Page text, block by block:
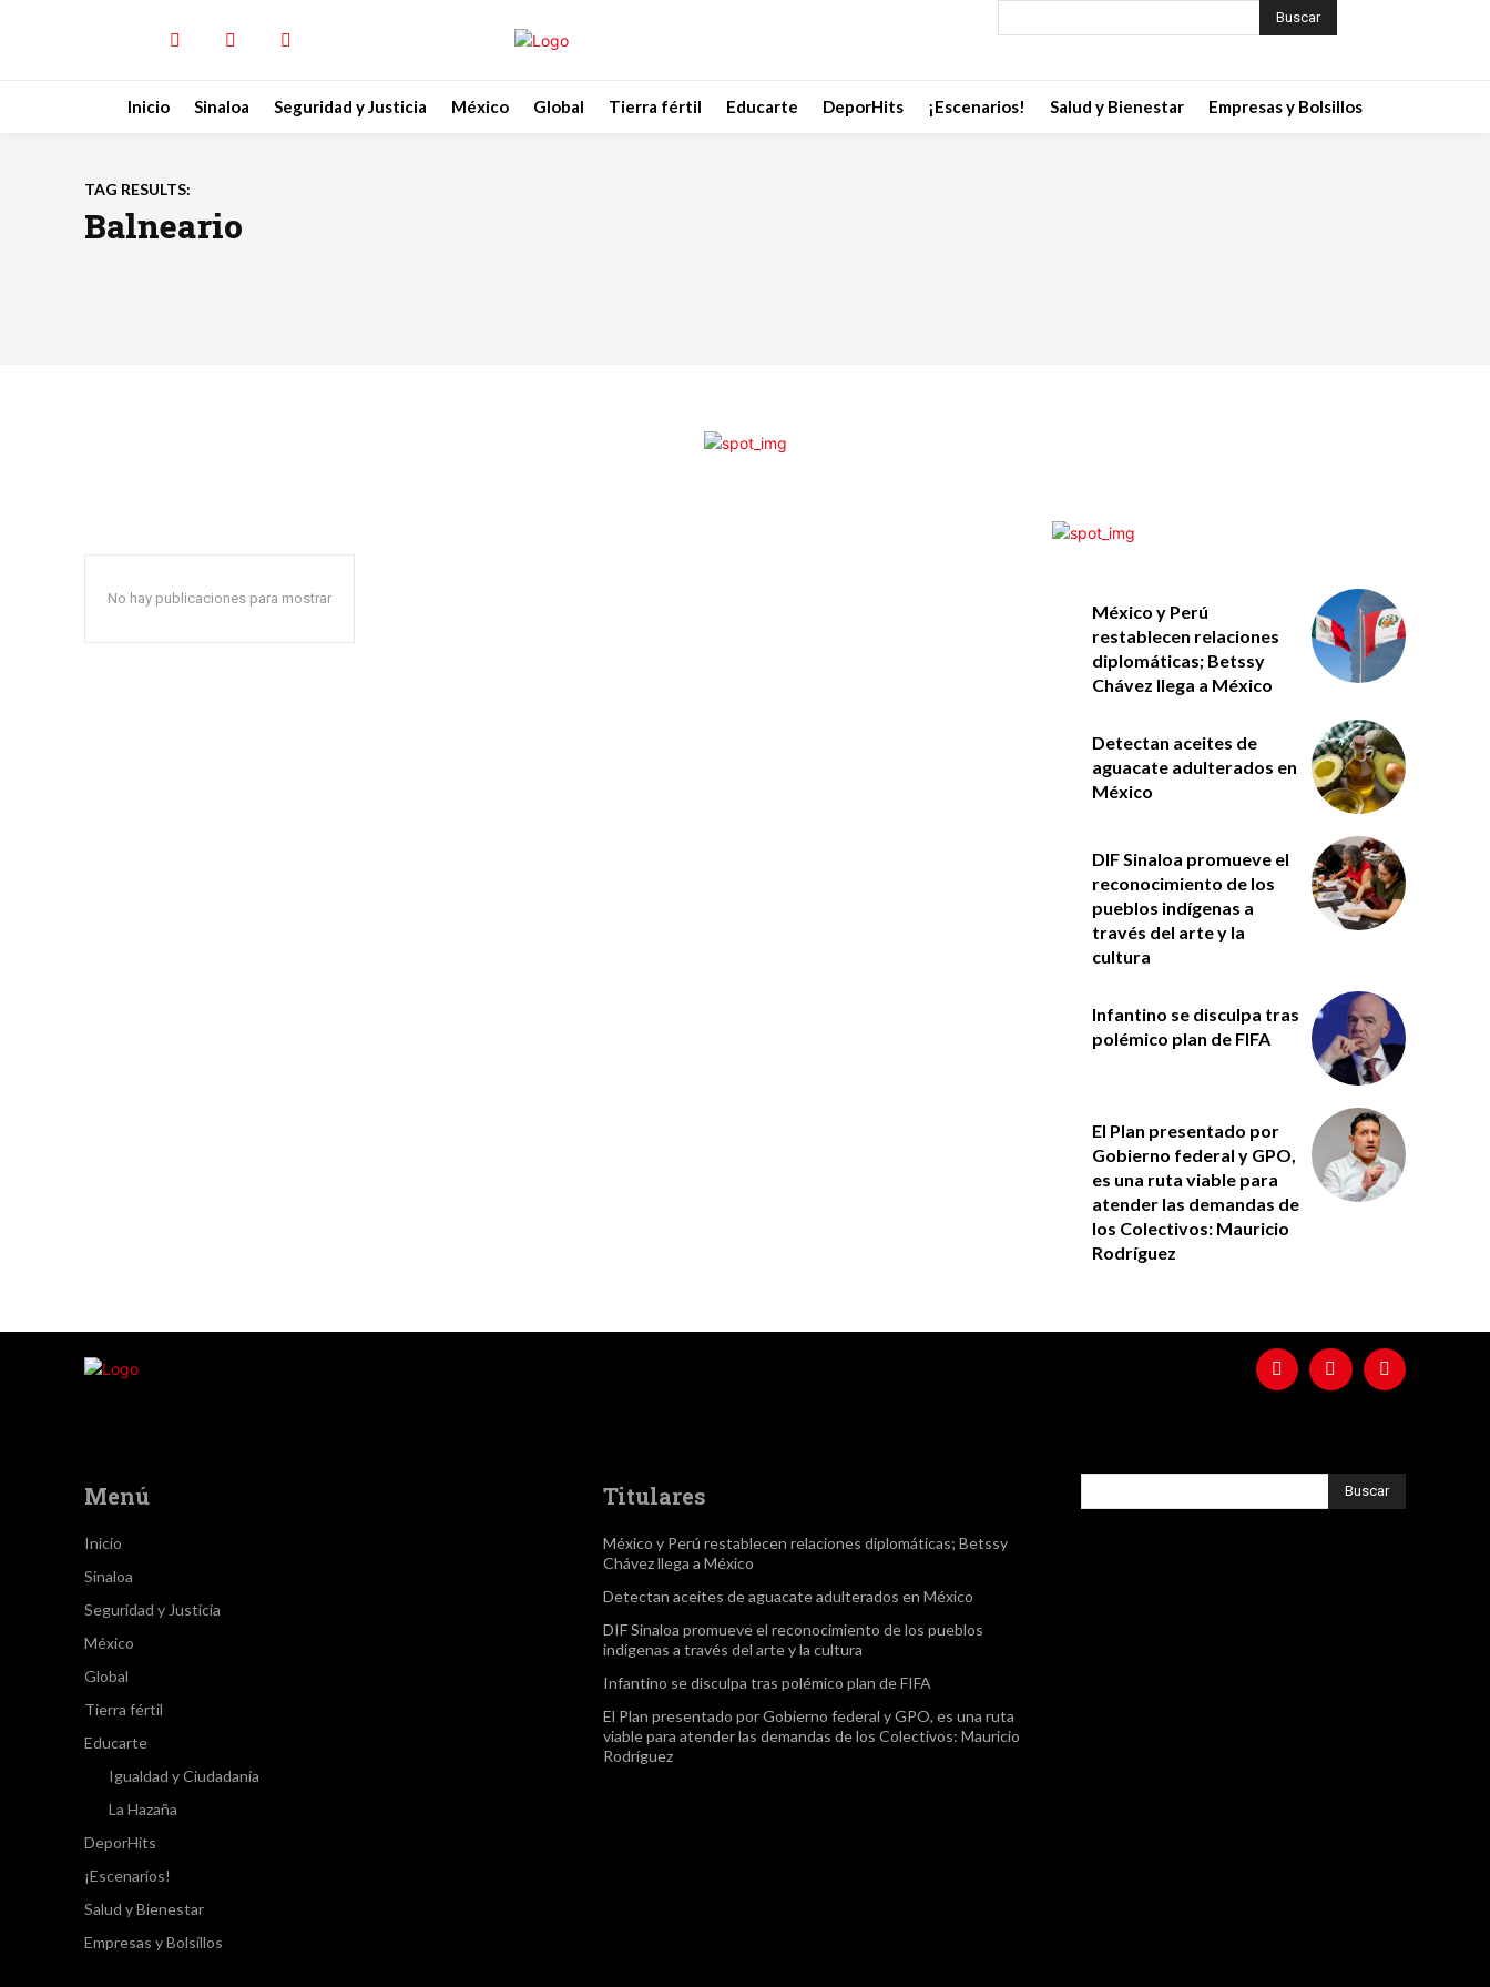
Buscar
Inicio Sinaloa Seguridad y Justicia México Global Tierra fértil Educarte DeporHits ¡Escenarios! Salud y Bienestar Empresas y Bolsillos
TAG RESULTS:
Balneario
No hay publicaciones para mostrar
México y Perú
restablecen relaciones
diplomáticas; Betssy
Chávez llega a México
Detectan aceites de
aguacate adulterados en
México
DIF Sinaloa promueve el
reconocimiento de los
pueblos indígenas a
través del arte y la
cultura
Infantino se disculpa tras
polémico plan de FIFA
El Plan presentado por
Gobierno federal y GPO,
es una ruta viable para
atender las demandas de
los Colectivos: Mauricio
Rodríguez
Menú
Inicio
Sinaloa
Seguridad y Justicia
México
Global
Tierra fértil
Educarte
Igualdad y Ciudadanía
La Hazaña
DeporHits
¡Escenarios!
Salud y Bienestar
Empresas y Bolsillos
Titulares
México y Perú restablecen relaciones diplomáticas; Betssy
Chávez llega a México
Detectan aceites de aguacate adulterados en México
DIF Sinaloa promueve el reconocimiento de los pueblos
indígenas a través del arte y la cultura
Infantino se disculpa tras polémico plan de FIFA
El Plan presentado por Gobierno federal y GPO, es una ruta
viable para atender las demandas de los Colectivos: Mauricio
Rodríguez
Buscar